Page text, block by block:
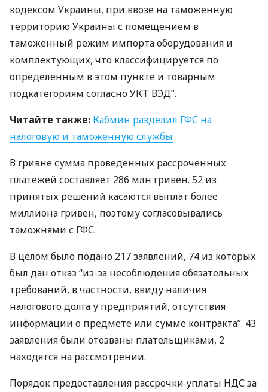
кодексом Украины, при ввозе на таможенную
территорию Украины с помещением в
таможенный режим импорта оборудования и
комплектующих, что классифицируется по
определенным в этом пункте и товарным
подкатегориям согласноУКТ ВЭД”.
Читайте также: Кабмин разделил ГФС на
налоговую и таможенную службы
В гривне сумма проведенных рассроченных
платежей составляет 286 млн гривен. 52 из
принятых решений касаются выплат более
миллиона гривен, поэтому согласовывались
таможнями с ГФС.
В целом было подано 217 заявлений, 74 из которых
был дан отказ “из-за несоблюдения обязательных
требований, в частности, ввиду наличия
налогового долга у предприятий, отсутствия
информации о предмете или сумме контракта”. 43
заявления были отозваны плательщиками, 2
находятся на рассмотрении.
Порядок предоставления рассрочки уплаты НДСза